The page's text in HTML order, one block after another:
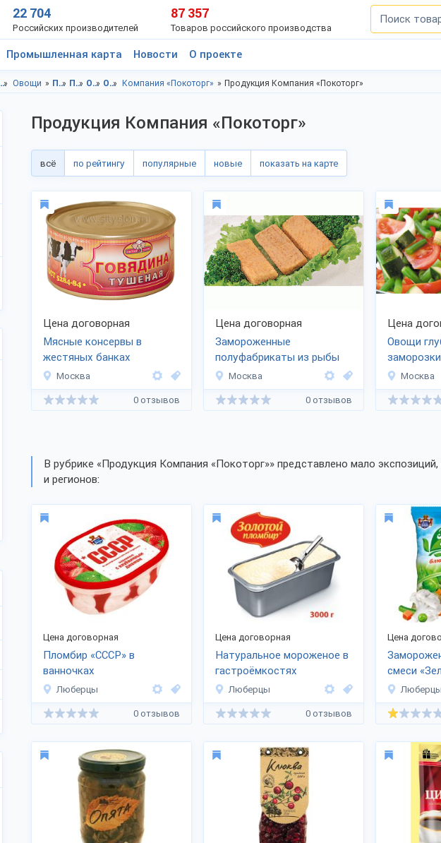
22 704
Российских производителей
87 357
Товаров российского производства
Промышленная карта Новости О проекте
Продукты питания Овощи Продукты питания, Московская область Продукты питания, г.Москва Овощи, Московская область Овощи, г.Москва Компания «Покоторг» Продукция Компания «Покоторг»
Продукция Компания «Покоторг»
всё по рейтингу популярные новые показать на карте
Цена договорная
Мясные консервы в
жестяных банках
Москва
0 отзывов
Цена договорная
Замороженные
полуфабрикаты из рыбы
Москва
0 отзывов
Цена
Овощи
заморозки
Москва
В рубрике «Продукция Компания «Покоторг»» представлено мало
и регионов:
Цена договорная
Пломбир «СССР» в
ванночках
Люберцы
0 отзывов
Цена договорная
Натуральное мороженое в
гастроёмкостях
Люберцы
0 отзывов
Цена
смеси
Люберцы